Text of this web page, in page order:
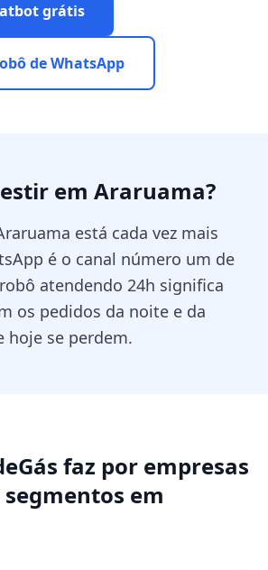
grátis
de WhatsApp
em Araruama?
está cada vez mais
é o canal número um de
atendendo 24h significa
os pedidos da noite e da
hoje se perdem.
faz por empresas
em